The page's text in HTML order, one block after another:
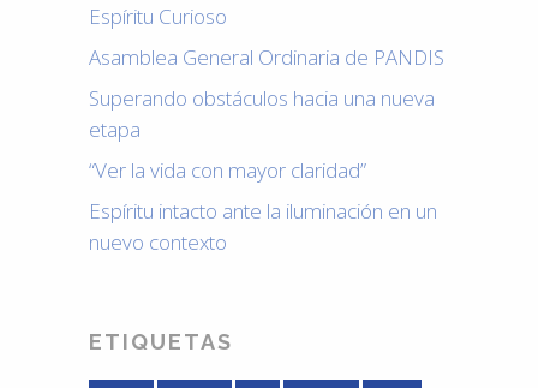
Espíritu Curioso
Asamblea General Ordinaria de PANDIS
Superando obstáculos hacia una nueva
etapa
“Ver la vida con mayor claridad”
Espíritu intacto ante la iluminación en un
nuevo contexto
ETIQUETAS